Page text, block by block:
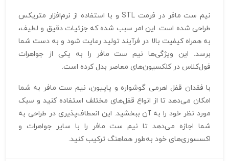
نیم ست مافر در فرمت STL و با استفاده از نرم‌افزار متریکس
طراحی شده است. این امر سبب شده که جزئیات دقیق و لطیف،
به همراه کیفیت بالا در فرآیند تولید رعایت شود و به دست شما
برسد. این ویژگی‌ها نیم ست مافر را به یکی از جواهرات
فول‌کلاس در کلکسیون‌های معاصر بدل کرده است.
با فقدان قفل اهرمی گوشواره و پاپیون، نیم ست مافر به شما
امکان می‌دهد تا از انواع قفل‌های مختلف استفاده کنید و سبک
مورد نظر خود را به آن ببخشید. این انعطاف‌پذیری در طراحی به
شما اجازه می‌دهد تا نیم ست مافر را با سایر جواهرات و
اکسسوری‌های خود به‌طور هماهنگ ترکیب کنید.